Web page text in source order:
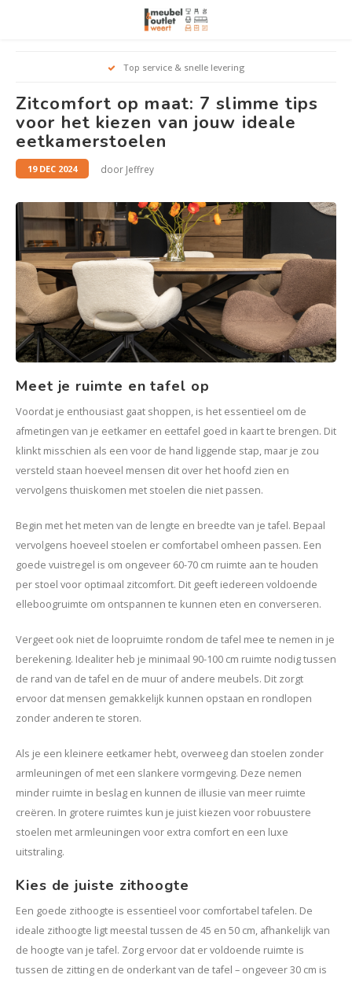
Hoofdmenu / woonmeubelen
Banken
Relaxstoelen
Dressoirs
Eetkamerstoelen
Eetkamertafels
Fauteuils
Kasten
Tv-meubelen
Barkrukken
Top service & snelle levering
Zitcomfort op maat: 7 slimme tips
voor het kiezen van jouw ideale
eetkamerstoelen
19 DEC 2024 door Jeffrey
Meet je ruimte en tafel op
Voordat je enthousiast gaat shoppen, is het essentieel om de
afmetingen van je eetkamer en eettafel goed in kaart te brengen. Dit
klinkt misschien als een voor de hand liggende stap, maar je zou
versteld staan hoeveel mensen dit over het hoofd zien en
vervolgens thuiskomen met stoelen die niet passen.
Begin met het meten van de lengte en breedte van je tafel. Bepaal
vervolgens hoeveel stoelen er comfortabel omheen passen. Een
goede vuistregel is om ongeveer 60-70 cm ruimte aan te houden
per stoel voor optimaal zitcomfort. Dit geeft iedereen voldoende
elleboogruimte om ontspannen te kunnen eten en converseren.
Vergeet ook niet de loopruimte rondom de tafel mee te nemen in je
berekening. Idealiter heb je minimaal 90-100 cm ruimte nodig tussen
de rand van de tafel en de muur of andere meubels. Dit zorgt
ervoor dat mensen gemakkelijk kunnen opstaan en rondlopen
zonder anderen te storen.
Als je een kleinere eetkamer hebt, overweeg dan stoelen zonder
armleuningen of met een slankere vormgeving. Deze nemen
minder ruimte in beslag en kunnen de illusie van meer ruimte
creëren. In grotere ruimtes kun je juist kiezen voor robuustere
stoelen met armleuningen voor extra comfort en een luxe
uitstraling.
Kies de juiste zithoogte
Een goede zithoogte is essentieel voor comfortabel tafelen. De
ideale zithoogte ligt meestal tussen de 45 en 50 cm, afhankelijk van
de hoogte van je tafel. Zorg ervoor dat er voldoende ruimte is
tussen de zitting en de onderkant van de tafel – ongeveer 30 cm is